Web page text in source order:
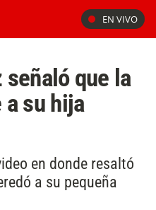
EN VIVO
señaló que la
su hija
en donde resaltó
a su pequeña